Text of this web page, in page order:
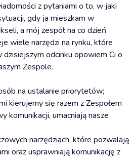
z pytaniami o to, w jaki
gdy ja mieszkam w
a mój zespół na co dzień
wiele narzędzi na rynku, które
dzisiejszym odcinku opowiem Ci o
Zespole.
na ustalanie priorytetów;
kierujemy się razem z Zespołem
komunikacji, umacniają nasze
narzędziach, które pozwalają
oraz usprawniają komunikację z